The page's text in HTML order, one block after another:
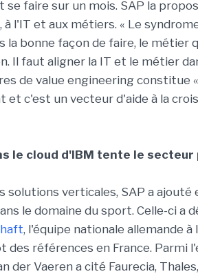
faire sur un mois. SAP la
à l'IT et aux métiers. « Le
la bonne façon de faire, le métier
Il faut aligner la IT et le métier
de value engineering constitue
et c'est un vecteur d'aide à la
le cloud d'IBM tente le secteur
solutions verticales, SAP a ajouté
le domaine du sport. Celle-ci a
, l'équipe nationale allemande
des références en France. Parmi
der Vaeren a cité Faurecia,